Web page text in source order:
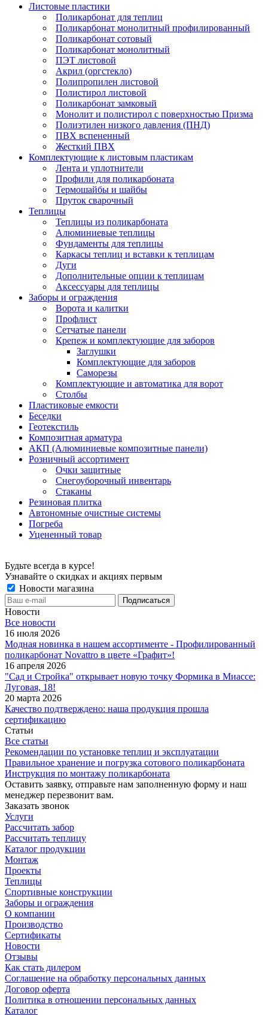
Листовые пластики
Поликарбонат для теплиц
Поликарбонат монолитный профилированный
Поликарбонат сотовый
Поликарбонат монолитный
ПЭТ листовой
Акрил (оргстекло)
Полипропилен листовой
Полистирол листовой
Поликарбонат замковый
Монолит и полистирол с поверхностью Призма
Полиэтилен низкого давления (ПНД)
ПВХ вспененный
Жесткий ПВХ
Комплектующие к листовым пластикам
Лента и уплотнители
Профили для поликарбоната
Термошайбы и шайбы
Пруток сварочный
Теплицы
Теплицы из поликарбоната
Алюминиевые теплицы
Фундаменты для теплицы
Каркасы теплиц и вставки к теплицам
Дуги
Дополнительные опции к теплицам
Аксессуары для теплицы
Заборы и ограждения
Ворота и калитки
Профлист
Сетчатые панели
Крепеж и комплектующие для заборов
Заглушки
Комплектующие для заборов
Саморезы
Комплектующие и автоматика для ворот
Столбы
Пластиковые емкости
Беседки
Геотекстиль
Композитная арматура
АКП (Алюминиевые композитные панели)
Розничный ассортимент
Очки защитные
Снегоуборочный инвентарь
Стаканы
Резиновая плитка
Автономные очистные системы
Погреба
Уцененный товар
Будьте всегда в курсе!
Узнавайте о скидках и акциях первым
Новости магазина
Новости
Все новости
16 июля 2026
Модная новинка в нашем ассортименте - Профилированный
поликарбонат Novattro в цвете «Графит»!
16 апреля 2026
"Сад и Стройка" открывает новую точку Формика в Миассе:
Луговая, 18!
20 марта 2026
Качество подтверждено: наша продукция прошла
сертификацию
Статьи
Все статьи
Рекомендации по установке теплиц и эксплуатации
Правильное хранение и погрузка сотового поликарбоната
Инструкция по монтажу поликарбоната
Оставить заявку, отправьте нам заполненную форму и наш
менеджер перезвонит вам.
Заказать звонок
Услуги
Рассчитать забор
Рассчитать теплицу
Каталог продукции
Монтаж
Проекты
Теплицы
Спортивные конструкции
Заборы и ограждения
О компании
Производство
Сертификаты
Новости
Отзывы
Как стать дилером
Соглашение на обработку персональных данных
Договор оферта
Политика в отношении персональных данных
Каталог